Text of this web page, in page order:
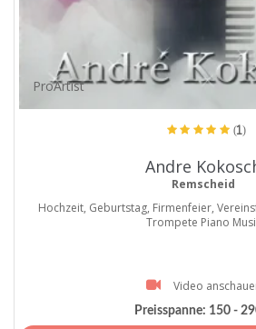
ProArtist
(1)
Andre
Remscheid
Hochzeit, Geburtstag, Firmenfeier,
Trompete Piano
Video
Preisspanne: 150 -